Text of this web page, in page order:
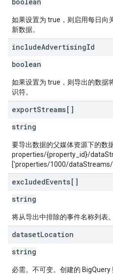
如果设置为 true，则启用每日向
新数据。
includeAdvertisingId
boolean
如果设置为 true，则导出的数据
识符。
exportStreams[]
string
要导出数据的父媒体资源下的数
properties/{property_id}/
['properties/1000/
excludedEvents[]
string
将从导出中排除的事件名称列表。
datasetLocation
string
必需。不可变。创建的